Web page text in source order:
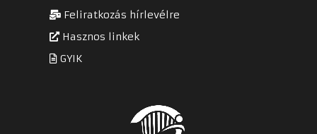
Feliratkozás hírlevélre
Hasznos linkek
GYIK